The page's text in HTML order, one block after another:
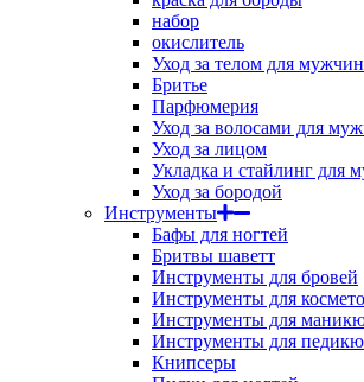
набор
окислитель
Уход за телом для мужчин
Бритье
Парфюмерия
Уход за волосами для
Уход за лицом
Укладка и стайлинг для
Уход за бородой
Инструменты
Бафы для ногтей
Бритвы шаветт
Инструменты для бровей
Инструменты для
Инструменты для
Инструменты для
Книпсеры